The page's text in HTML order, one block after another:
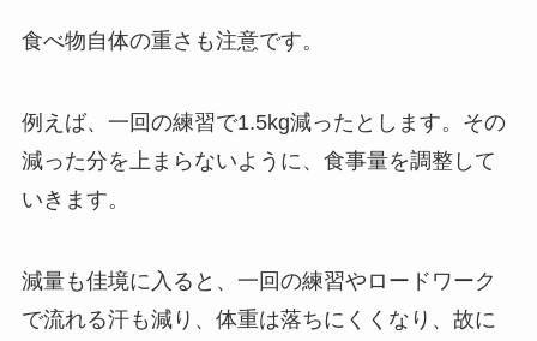
食べ物自体の重さも注意です。
例えば、一回の練習で1.5kg減ったとします。その
減った分を上まらないように、食事量を調整して
いきます。
減量も佳境に入ると、一回の練習やロードワーク
で流れる汗も減り、体重は落ちにくくなり、故に